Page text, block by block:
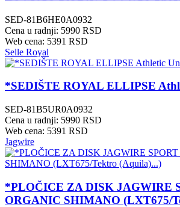
SED-81B6HE0A0932
Cena u radnji: 5990 RSD
Web cena: 5391 RSD
Selle Royal
*SEDIŠTE ROYAL ELLIPSE
SED-81B5UR0A0932
Cena u radnji: 5990 RSD
Web cena: 5391 RSD
Jagwire
*PLOČICE ZA DISK JAGWIRE
ORGANIC SHIMANO (LXT675/